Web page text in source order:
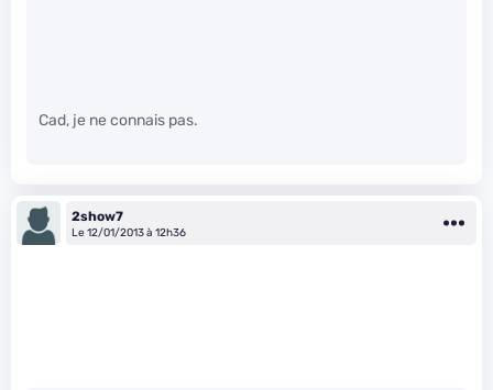
Cad, je ne connais pas.
2show7
Le 12/01/2013 à 12h36